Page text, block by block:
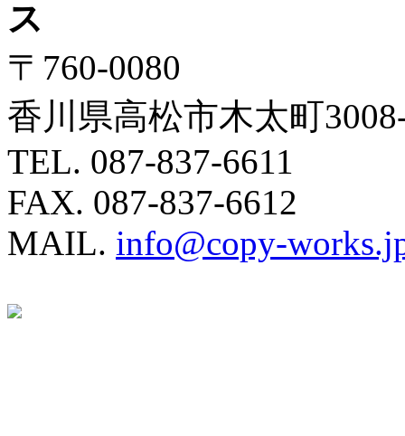
ス
〒760-0080
香川県高松市木太町
TEL. 087-837-6611
FAX. 087-837-6612
MAIL. info@copy-